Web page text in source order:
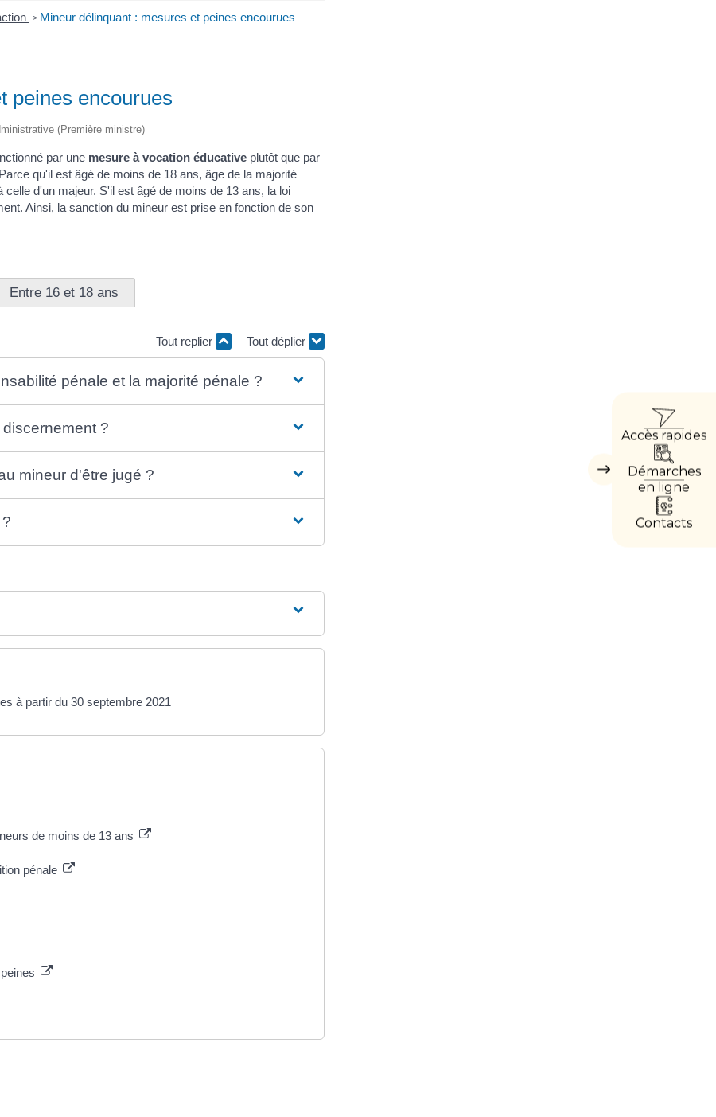
Masquer
Accès rapides
Démarches
en ligne
Contacts
> Mineur délinquant : mesures et peines encourues
peines encourues
(Première ministre)
par une mesure à vocation éducative plutôt que par
qu'il est âgé de moins de 18 ans, âge de la majorité
celle d'un majeur. S'il est âgé de moins de 13 ans, la loi
Ainsi, la sanction du mineur est prise en fonction de son
Entre 16 et 18 ans
Tout replier Tout déplier
pénale et la majorité pénale ?
?
mineur d'être jugé ?
à partir du 30 septembre 2021
de moins de 13 ans
pénale